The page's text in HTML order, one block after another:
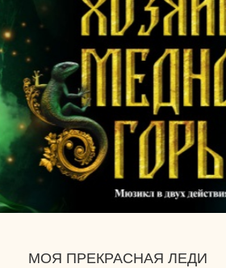
МОЯ ПРЕКРАСНАЯ ЛЕДИ